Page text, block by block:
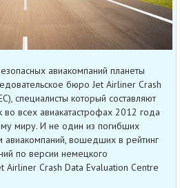
авиакомпаний планеты
бюро Jet Airliner Crash
специалисты который составляют
во всех авиакатастрофах 2012 года
миру. И не один из погибших
авиакомпаний, вошедших в рейтинг
по версии немецкого
Airliner Crash Data Evaluation Centre